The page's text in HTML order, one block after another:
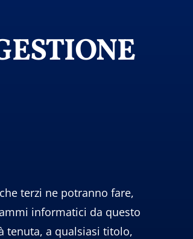
terzi ne potranno fare,
informatici da questo
tenuta, a qualsiasi titolo,